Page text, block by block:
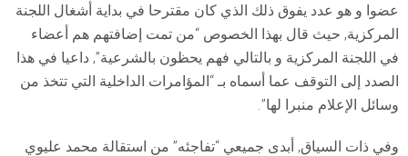
عضوا و هو عدد يفوق ذلك الذي كان مقترحا في بداية أشغال اللجنة
المركزية, حيث قال بهذا الخصوص “من تمت إضافتهم هم أعضاء
في اللجنة المركزية و بالتالي فهم يحظون بالشرعية”, داعيا في هذا
الصدد إلى التوقف عما أسماه بـ “المؤامرات الداخلية التي تتخذ من
وسائل الإعلام منبرا لها”.
وفي ذات السياق, أبدى جميعي “تفاجئه” من استقالة محمد عليوي